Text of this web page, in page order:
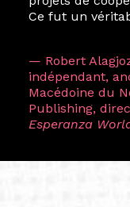
Ce fut un
— Robert
indépendant,
Macédoine du
Publishing,
Esperanza